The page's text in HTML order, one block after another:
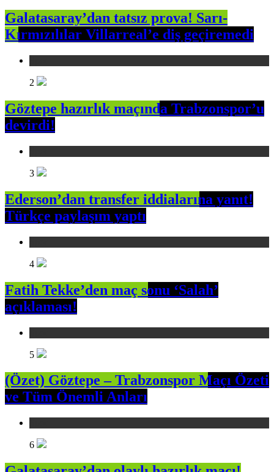
Galatasaray’dan tatsız prova! Sarı-
Kırmızılılar Villarreal’e diş geçiremedi
2
Göztepe hazırlık maçında Trabzonspor’u
devirdi!
3
Ederson’dan transfer iddialarına yanıt!
Türkçe paylaşım yaptı
4
Fatih Tekke’den maç sonu ‘Salah’
açıklaması!
5
(Özet) Göztepe – Trabzonspor Maçı Özeti
ve Tüm Önemli Anları
6